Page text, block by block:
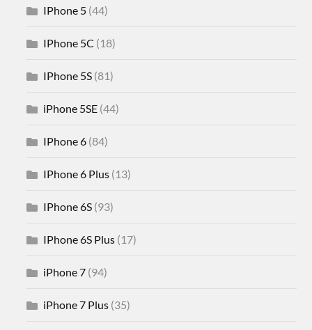
IPhone 5 (44)
IPhone 5C (18)
IPhone 5S (81)
iPhone 5SE (44)
IPhone 6 (84)
IPhone 6 Plus (13)
IPhone 6S (93)
IPhone 6S Plus (17)
iPhone 7 (94)
iPhone 7 Plus (35)